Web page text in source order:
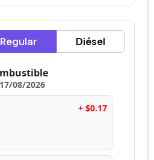
Regular Diésel